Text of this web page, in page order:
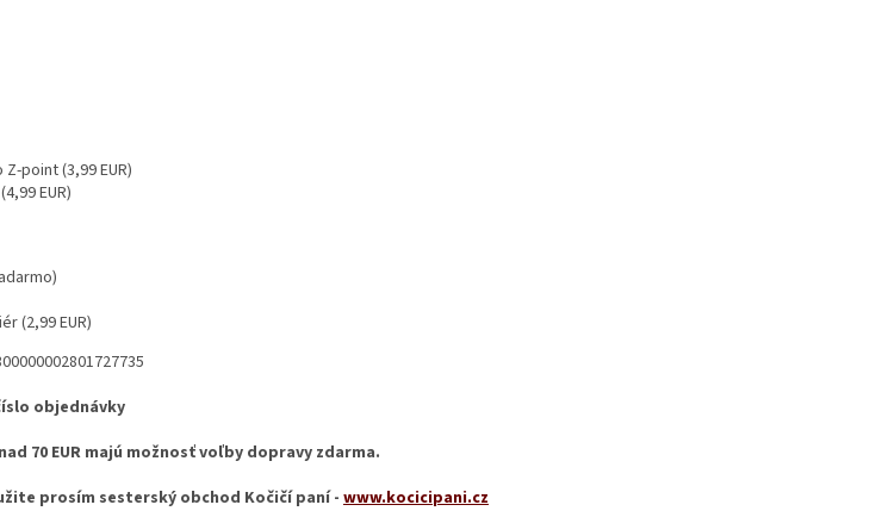
point (3,99 EUR)
EUR)
(2,99 EUR)
objednávky
70 EUR majú možnosť voľby dopravy zdarma.
prosím sesterský obchod Kočičí paní - www.kocicipani.cz